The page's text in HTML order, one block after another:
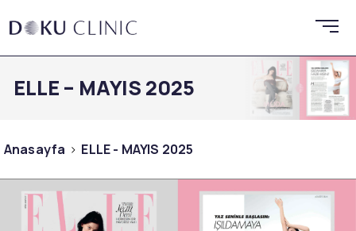
ELLE – MAYIS 2025
Anasayfa ELLE - MAYIS 2025